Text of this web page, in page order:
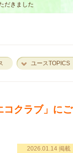
だきました
ユースTOPICS
コクラブ」にご
2026.01.14 掲載